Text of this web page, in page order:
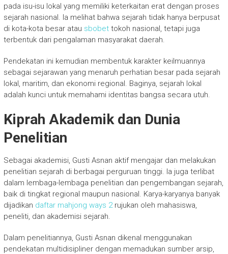
pada isu-isu lokal yang memiliki keterkaitan erat dengan proses
sejarah nasional. Ia melihat bahwa sejarah tidak hanya berpusat
di kota-kota besar atau sbobettokoh nasional, tetapi juga
terbentuk dari pengalaman masyarakat daerah.
Pendekatan ini kemudian membentuk karakter keilmuannya
sebagai sejarawan yang menaruh perhatian besar pada sejarah
lokal, maritim, dan ekonomi regional. Baginya, sejarah lokal
adalah kunci untuk memahami identitas bangsa secara utuh.
Kiprah Akademik dan Dunia
Penelitian
Sebagai akademisi, Gusti Asnan aktif mengajar dan melakukan
penelitian sejarah di berbagai perguruan tinggi. Ia juga terlibat
dalam lembaga-lembaga penelitian dan pengembangan sejarah,
baik di tingkat regional maupun nasional. Karya-karyanya banyak
dijadikan daftar mahjong ways 2rujukan oleh mahasiswa,
peneliti, dan akademisi sejarah.
Dalam penelitiannya, Gusti Asnan dikenal menggunakan
pendekatan multidisipliner dengan memadukan sumber arsip,